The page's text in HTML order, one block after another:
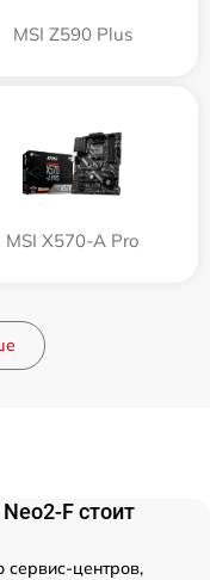
MSI Z590 Plus
MSI X570-A Pro
F стоит
сервис-центров,